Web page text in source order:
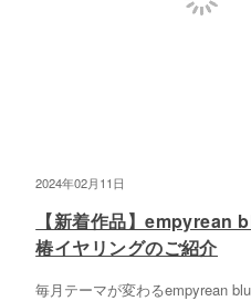
2024年02月11日
【新着作品】
椿イヤリングのご紹介
毎月テーマが変わるempyrean